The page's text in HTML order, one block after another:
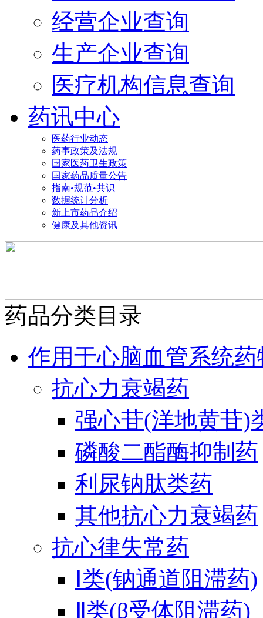
经营企业查询
生产企业查询
医疗机构信息查询
药讯中心
医药行业动态
药事政策及法规
国家医药卫生政策
国家药品质量公告
指南•规范•共识
数据统计分析
新上市药品介绍
健康及其他资讯
药品分类目录
作用于心脑血管系统药
抗心力衰竭药
强心苷(洋地黄苷)
磷酸二酯酶抑制药
利尿钠肽类药
其他抗心力衰竭药
抗心律失常药
Ⅰ类(钠通道阻滞药)
Ⅱ类(β受体阻滞药)